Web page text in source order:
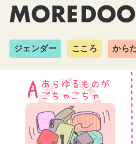
ジェンダー こころ から